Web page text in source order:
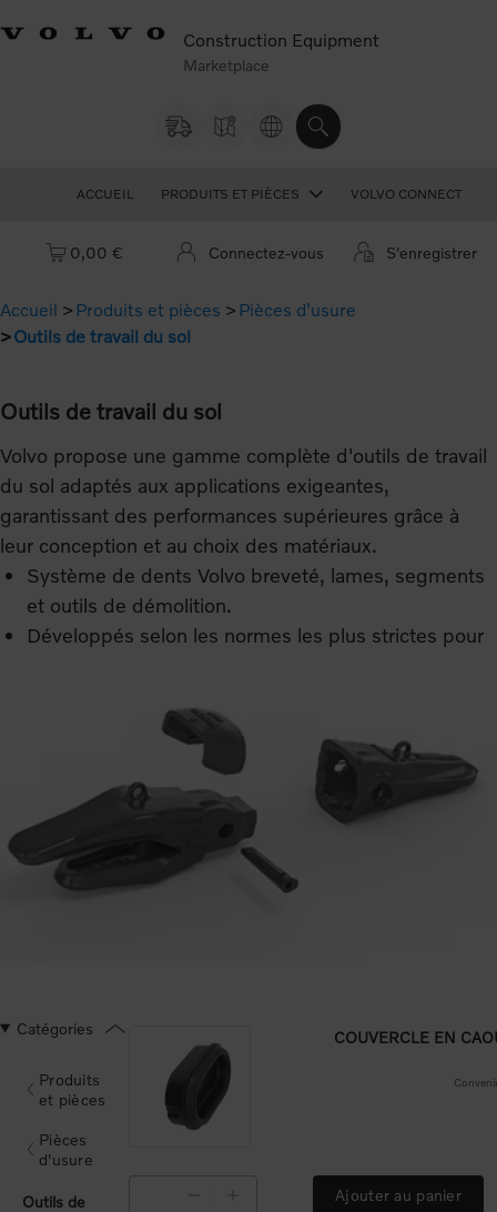
Construction Equipment
Marketplace
ACCUEIL PRODUITS ET PIÈCES VOLVO CONNECT
Panier : vide
0,00 € Connectez-vous S'enregistrer
Accueil Produits et pièces
Pièces d'usure
Outils de travail du sol
Outils de travail du sol
Volvo propose une gamme complète d'outils de travail
du sol adaptés aux applications exigeantes,
garantissant des performances supérieures grâce à
leur conception et au choix des matériaux.
Système de dents Volvo breveté, lames, segments
et outils de démolition.
Développés selon les normes les plus strictes pour
performances supérieures.
Catégories
Produits
et pièces
Pièces
d'usure
Outils de
COUVERCLE EN
Ajouter au panier